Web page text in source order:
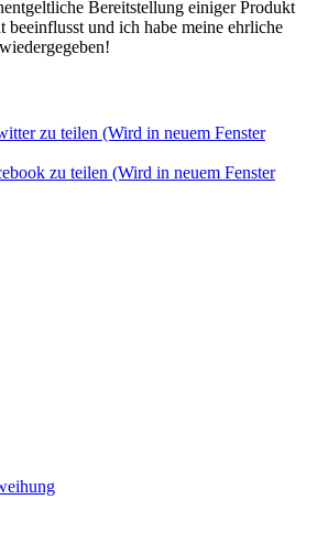
Bereitstellung einiger Produkt
beeinflusst und ich habe meine ehrliche
zu teilen (Wird in neuem Fenster
zu teilen (Wird in neuem Fenster